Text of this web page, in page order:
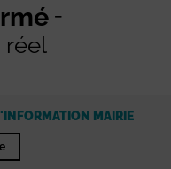
réel
MAIRIE